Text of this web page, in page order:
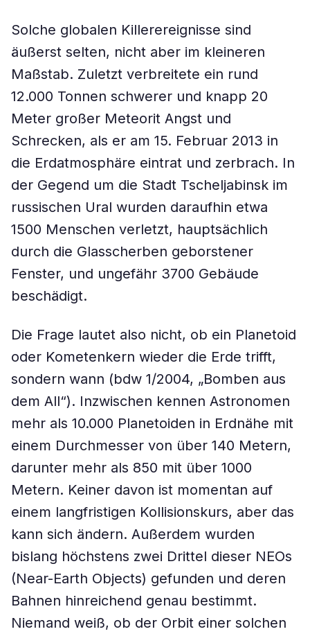
Solche globalen Killerereignisse sind
äußerst selten, nicht aber im kleineren
Maßstab. Zuletzt verbreitete ein rund
12.000 Tonnen schwerer und knapp 20
Meter großer Meteorit Angst und
Schrecken, als er am 15. Februar 2013 in
die Erdatmosphäre eintrat und zerbrach. In
der Gegend um die Stadt Tscheljabinsk im
russischen Ural wurden daraufhin etwa
1500 Menschen verletzt, hauptsächlich
durch die Glasscherben geborstener
Fenster, und ungefähr 3700 Gebäude
beschädigt.
Die Frage lautet also nicht, ob ein Planetoid
oder Kometenkern wieder die Erde trifft,
sondern wann (bdw 1/2004, „Bomben aus
dem All“). Inzwischen kennen Astronomen
mehr als 10.000 Planetoiden in Erdnähe mit
einem Durchmesser von über 140 Metern,
darunter mehr als 850 mit über 1000
Metern. Keiner davon ist momentan auf
einem langfristigen Kollisionskurs, aber das
kann sich ändern. Außerdem wurden
bislang höchstens zwei Drittel dieser NEOs
(Near-Earth Objects) gefunden und deren
Bahnen hinreichend genau bestimmt.
Niemand weiß, ob der Orbit einer solchen